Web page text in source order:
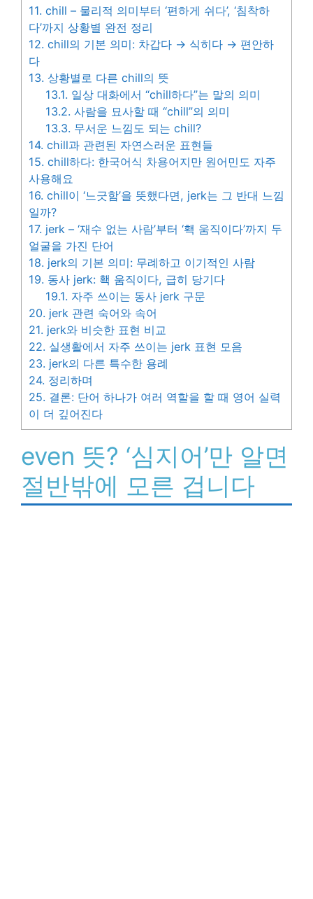
11. chill – 물리적 의미부터 ‘편하게 쉬다’, ‘침착하
다’까지 상황별 완전 정리
12. chill의 기본 의미: 차갑다 → 식히다 → 편안하
다
13. 상황별로 다른 chill의 뜻
13.1. 일상 대화에서 “chill하다”는 말의 의미
13.2. 사람을 묘사할 때 “chill”의 의미
13.3. 무서운 느낌도 되는 chill?
14. chill과 관련된 자연스러운 표현들
15. chill하다: 한국어식 차용어지만 원어민도 자주
사용해요
16. chill이 ‘느긋함’을 뜻했다면, jerk는 그 반대 느낌
일까?
17. jerk – ‘재수 없는 사람’부터 ‘홱 움직이다’까지 두
얼굴을 가진 단어
18. jerk의 기본 의미: 무례하고 이기적인 사람
19. 동사 jerk: 홱 움직이다, 급히 당기다
19.1. 자주 쓰이는 동사 jerk 구문
20. jerk 관련 숙어와 속어
21. jerk와 비슷한 표현 비교
22. 실생활에서 자주 쓰이는 jerk 표현 모음
23. jerk의 다른 특수한 용례
24. 정리하며
25. 결론: 단어 하나가 여러 역할을 할 때 영어 실력
이 더 깊어진다
even 뜻? ‘심지어’만 알면
절반밖에 모른 겁니다